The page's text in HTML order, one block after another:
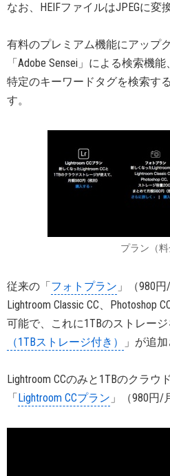
なお、HEIFファイルはJPEGに変
有料のプレミアム機能にアップ
「Adobe Sensei」による検索機
特定のキーワードタグを検索す
す。
プラン（料
従来の「フォトプラン 」（980円
Lightroom Classic CC、Photoshop
可能で、これに1TBのストレー
（1TBストレージ付き）
」が追
Lightroom CCのみと1TBのクラ
「Lightroom CCプラン 」（980円/